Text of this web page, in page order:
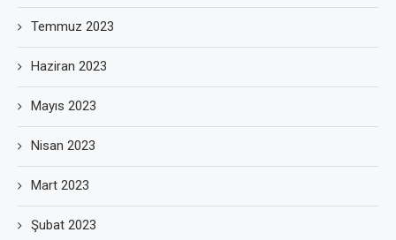
Temmuz 2023
Haziran 2023
Mayıs 2023
Nisan 2023
Mart 2023
Şubat 2023